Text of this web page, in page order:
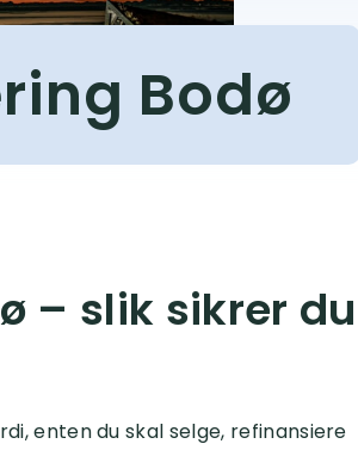
Bodø
– slik sikrer du
enten du skal selge, refinansiere